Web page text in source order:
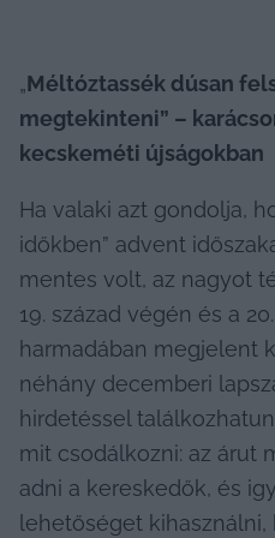
„Méltóztassék dúsan
megtekinteni” –
kecskeméti újságokban
Ha valaki azt gondolja,
időkben” advent
mentes volt, az nagyot
19. század végén és a
harmadában megjelent
néhány decemberi
hirdetéssel
mit csodálkozni: az árut
adni a kereskedők, és
lehetőséget